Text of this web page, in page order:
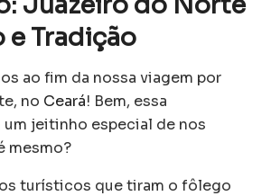
e Tradição
ao fim da nossa viagem por
no Ceará! Bem, essa
jeitinho especial de nos
mesmo?
turísticos que tiram o fôlego